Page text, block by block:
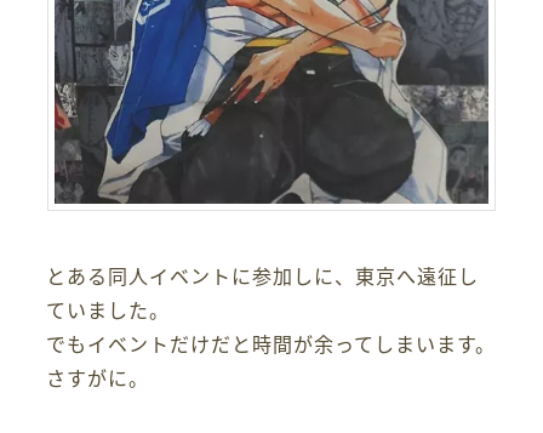
とある同人イベントに参加しに、東京へ遠征し
ていました。
でもイベントだけだと時間が余ってしまいます。
さすがに。